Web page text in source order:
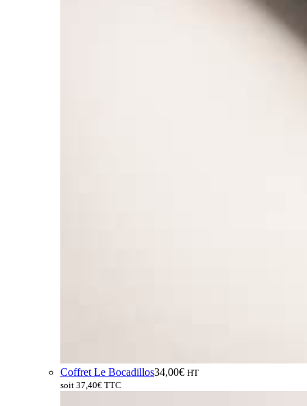
Coffret Le Bocadillos34,00€ HT
soit 37,40€ TTC